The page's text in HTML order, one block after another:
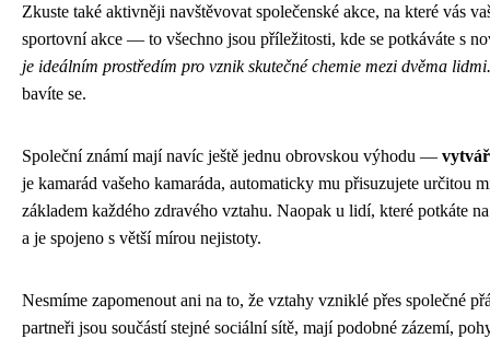
Zkuste také aktivněji navštěvovat společenské akce, na které vás
sportovní akce — to všechno jsou příležitosti, kde se potkáváte s
je ideálním prostředím pro vznik skutečné chemie mezi dvěma lidmi.
bavíte se.
Společní známí mají navíc ještě jednu obrovskou výhodu —
je kamarád vašeho kamaráda, automaticky mu přisuzujete
základem každého zdravého vztahu. Naopak u lidí, které potkáte
a je spojeno s větší mírou nejistoty.
Nesmíme zapomenout ani na to, že vztahy vzniklé přes společné
partneři jsou součástí stejné sociální sítě, mají podobné zázemí,